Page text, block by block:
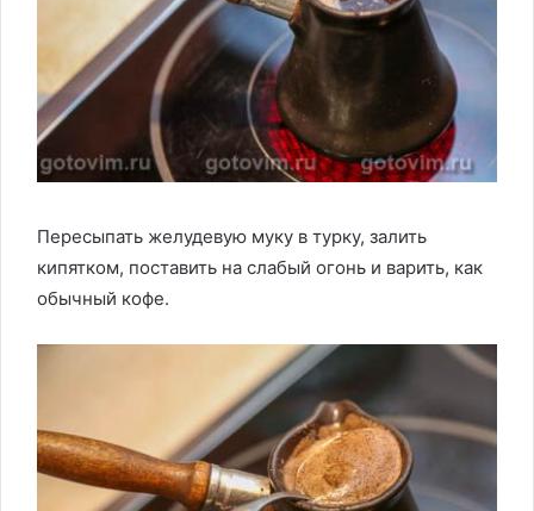
Пересыпать желудевую муку в турку, залить
кипятком, поставить на слабый огонь и варить, как
обычный кофе.